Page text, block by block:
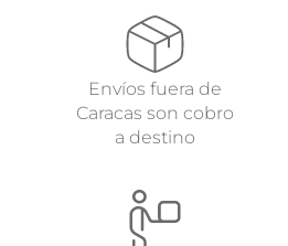
Envíos fuera de
Caracas son cobro
a destino